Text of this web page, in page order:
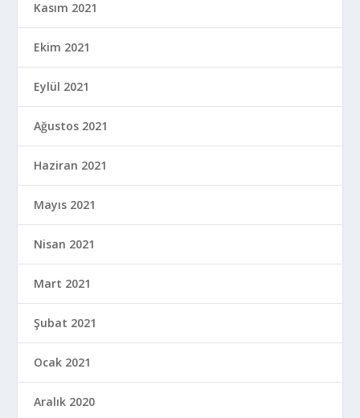
Kasım 2021
Ekim 2021
Eylül 2021
Ağustos 2021
Haziran 2021
Mayıs 2021
Nisan 2021
Mart 2021
Şubat 2021
Ocak 2021
Aralık 2020